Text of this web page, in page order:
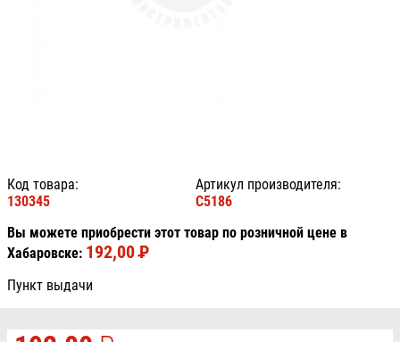
Код товара:
130345
Артикул производителя:
C5186
Вы можете приобрести этот товар по розничной цене в
Хабаровске: 192,00PУБ.
Пункт выдачи